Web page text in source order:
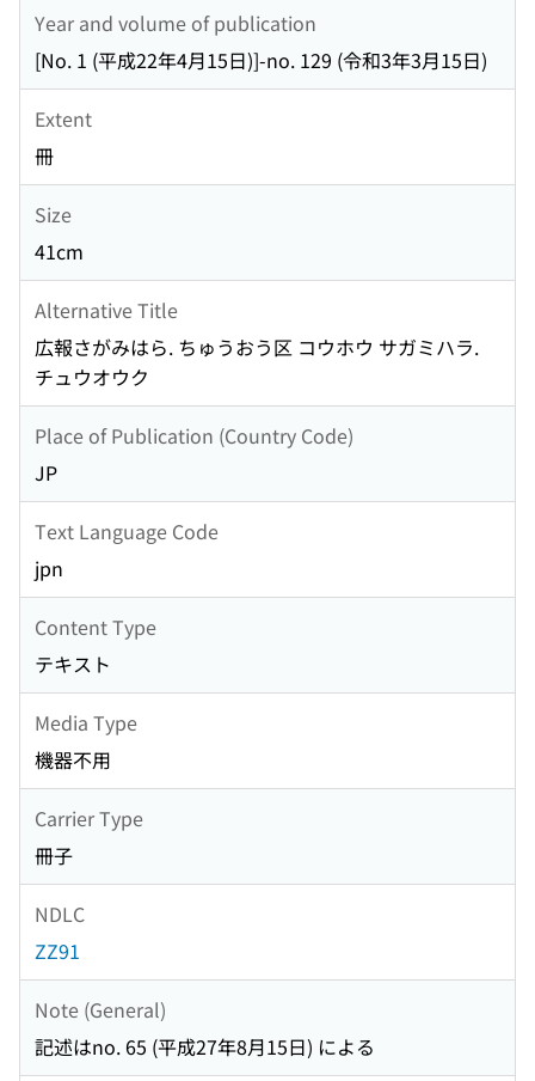
Year and volume of publication
[No. 1 (平成22年4月15日)]-no. 129 (令和3年3月15日)
Extent
冊
Size
41cm
Alternative Title
広報さがみはら. ちゅうおう区 コウホウ サガミハラ.
チュウオウク
Place of Publication (Country Code)
JP
Text Language Code
jpn
Content Type
テキスト
Media Type
機器不用
Carrier Type
冊子
NDLC
ZZ91
Note (General)
記述はno. 65 (平成27年8月15日) による